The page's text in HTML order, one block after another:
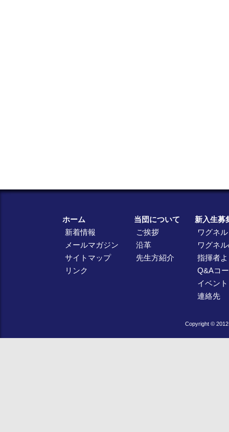
ホーム
新着情報
メールマガジン
サイトマップ
リンク
当団について
ご挨拶
沿革
先生方紹介
新入生募
ワグネ
ワグネ
指揮者
Q&Aコ
イベン
連絡先
Copyright ©